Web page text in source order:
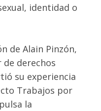
identidad o
de Alain Pinzón,
de derechos
su experiencia
Trabajos por
la